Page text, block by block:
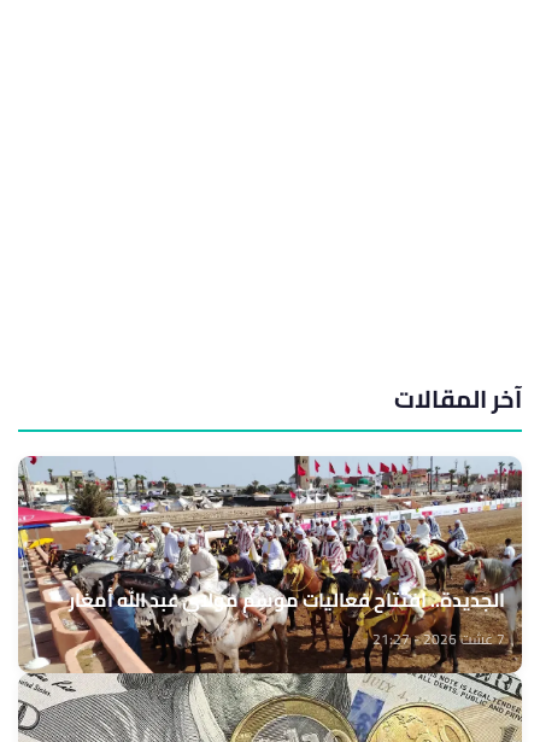
آخر المقالات
الجديدة.. افتتاح فعاليات موسم مولاي عبد الله أمغار
7 غشت 2026 - 21:27